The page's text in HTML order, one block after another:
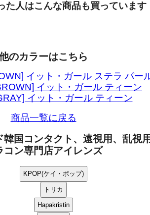
た人はこんな商品も買っています
のカラーはこちら
商品一覧に戻る
韓国コンタクト、遠視用、乱視
コン専門店アイレンズ